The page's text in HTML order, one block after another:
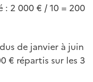
2 000 € / 10 = 200
de janvier à juin
€ répartis sur les 3